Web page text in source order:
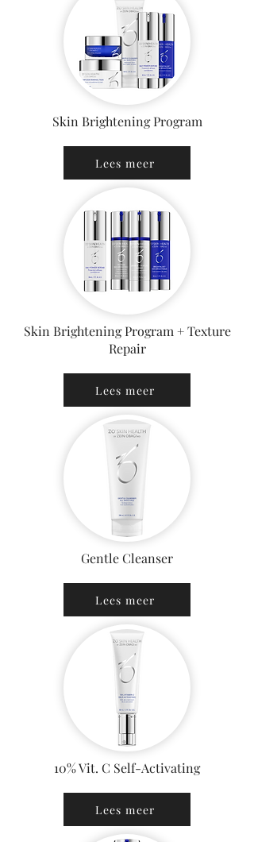
Skin Brightening Program
Lees meer
Skin Brightening Program + Texture
Repair
Lees meer
Gentle Cleanser
Lees meer
10% Vit. C Self-Activating
Lees meer